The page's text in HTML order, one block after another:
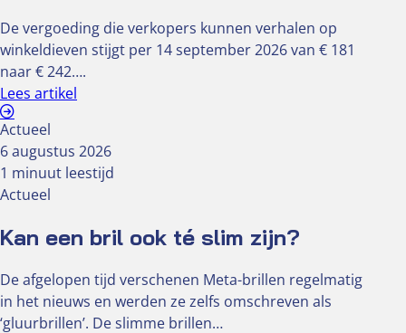
De vergoeding die verkopers kunnen verhalen op
winkeldieven stijgt per 14 september 2026 van € 181
naar € 242….
Lees artikel
Actueel
6 augustus 2026
1 minuut leestijd
Actueel
Kan een bril ook té slim zijn?
De afgelopen tijd verschenen Meta-brillen regelmatig
in het nieuws en werden ze zelfs omschreven als
‘gluurbrillen’. De slimme brillen…